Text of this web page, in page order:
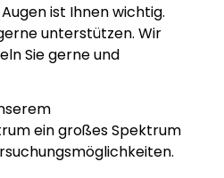
ist Ihnen wichtig.
unterstützen. Wir
Sie gerne und
ein großes Spektrum